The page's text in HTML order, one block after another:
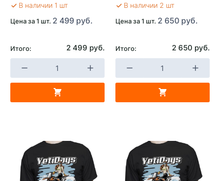
В наличии 1 шт
Цена за 1 шт. 2 499 руб.
Итого: 2 499 руб.
В наличии 2 шт
Цена за 1 шт. 2 650 руб.
Итого: 2 650 руб.